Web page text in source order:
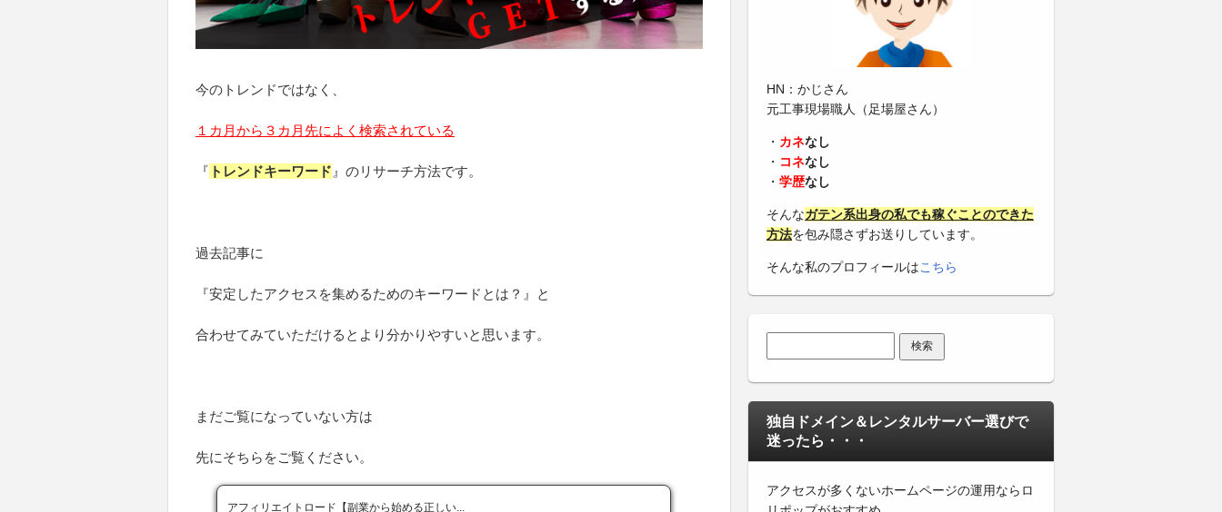
今のトレンドではなく、
１カ月から３カ月先によく検索されている
『 トレンドキーワード 』のリサーチ方法です。
過去記事に
『安定したアクセスを集めるためのキーワードとは？』と
合わせてみていただけるとより分かりやすいと思います。
まだご覧になっていない方は
先にそちらをご覧ください。
アフィリエイトロード【副業から始める正しい...
HN：かじさん
元工事現場職人（足場屋さん）
・ カネなし
・ コネなし
・ 学歴なし
そんなガテン系出身の私でも稼ぐことのできた
方法を包み隠さずお送りしています。
そんな私のプロフィールはこちら
独自ドメイン＆レンタルサーバー選びで
迷ったら・・・
アクセスが多くないホームページの運用ならロ